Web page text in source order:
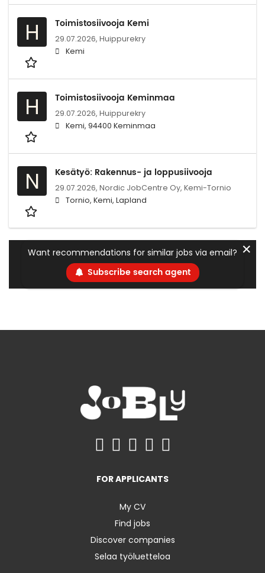
H Toimistosiivooja Kemi
29.07.2026, Huippurekry
Kemi
H Toimistosiivooja Keminmaa
29.07.2026, Huippurekry
Kemi, 94400 Keminmaa
N Kesätyö: Rakennus- ja loppusiivooja
29.07.2026, Nordic JobCentre Oy, Kemi-Tornio
Tornio, Kemi, Lapland
Want recommendations for similar jobs via email?
Subscribe search agent
✕
FOR APPLICANTS
My CV
Find jobs
Discover companies
Selaa työluetteloa